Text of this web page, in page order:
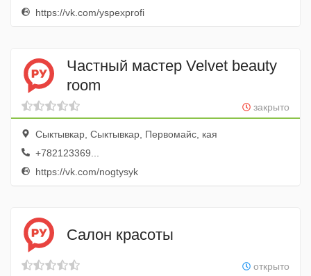
https://vk.com/yspexprofi
Частный мастер Velvet beauty
room
закрыто
Сыктывкар, Сыктывкар, Первомайс, кая
+782123369...
https://vk.com/nogtysyk
Салон красоты
открыто